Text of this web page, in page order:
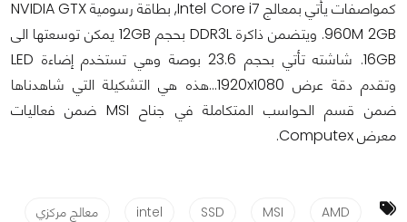
كمواصفات يأتي بمعالج Intel Core i7, بطاقة رسومية NVIDIA GTX
960M 2GB. ويتضمن ذاكرة DDR3L بحجم 12GB يمكن توسعتها الى
16GB. شاشته تأتي بحجم 23.6 بوصة وهي تستخدم إضاءة LED
وتقدم دقة عرض 1920x1080...هذه هي التشكيلة التي شاهدناها
ضمن قسم الحواسب المتكاملة في جناح MSI ضمن فعاليات
معرض Computex.
AMD
MSI
SSD
intel
معالج مركزي